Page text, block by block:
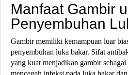
Manfaat Gambir
Penyembuhan
Gambir memiliki kemampuan luar
penyembuhan luka bakar. Sifat
yang kuat menjadikan gambir
mencegah infeksi pada luka bakar